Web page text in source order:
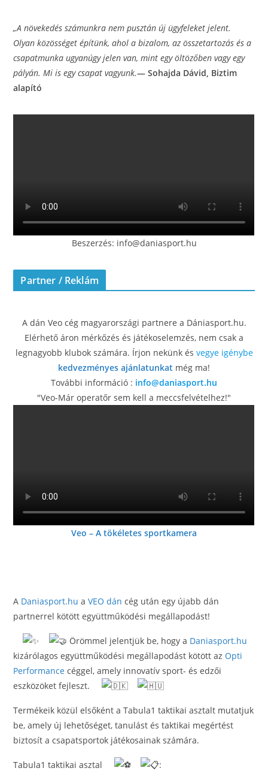
„A növekedés számunkra nem pusztán új ügyfeleket jelent.
Olyan közösséget építünk, ahol a bizalom, az összetartozás és a
csapatmunka ugyanúgy jelen van, mint egy öltözőben vagy egy
pályán. Mi is egy csapat vagyunk.— Sohajda Dávid, Biztim
alapító
Beszerzés: info@daniasport.hu
Partner / Reklám
A dán Veo cég magyarországi partnere a Dániasport.hu.
Elérhető áron mérkőzés és játékoselemzés, nem csak a
legnagyobb klubok számára. Írjon nekünk és vegye igénybe
kedvezményes ajánlatunkat még ma!
További információ : info@daniasport.hu
"Veo-Már operatőr sem kell a meccsfelvételhez!"
Veo – A tökéletes sportkamera
A Daniasport.hu aVEO dán cég után egy újabb dán
partnerrel kötött együttműködési megállapodást!
Örömmel jelentjük be, hogy a Daniasport.hu
kizárólagos együttműködési megállapodást kötött azOpti
Performance céggel, amely innovatív sport- és edzői
eszközöket fejleszt.
Termékeik közül elsőként a Tabula1 taktikai asztalt mutatjuk
be, amely új lehetőséget, tanulást és taktikai megértést
biztosít a csapatsportok játékosainak számára.
Tabula1 taktikai asztal :